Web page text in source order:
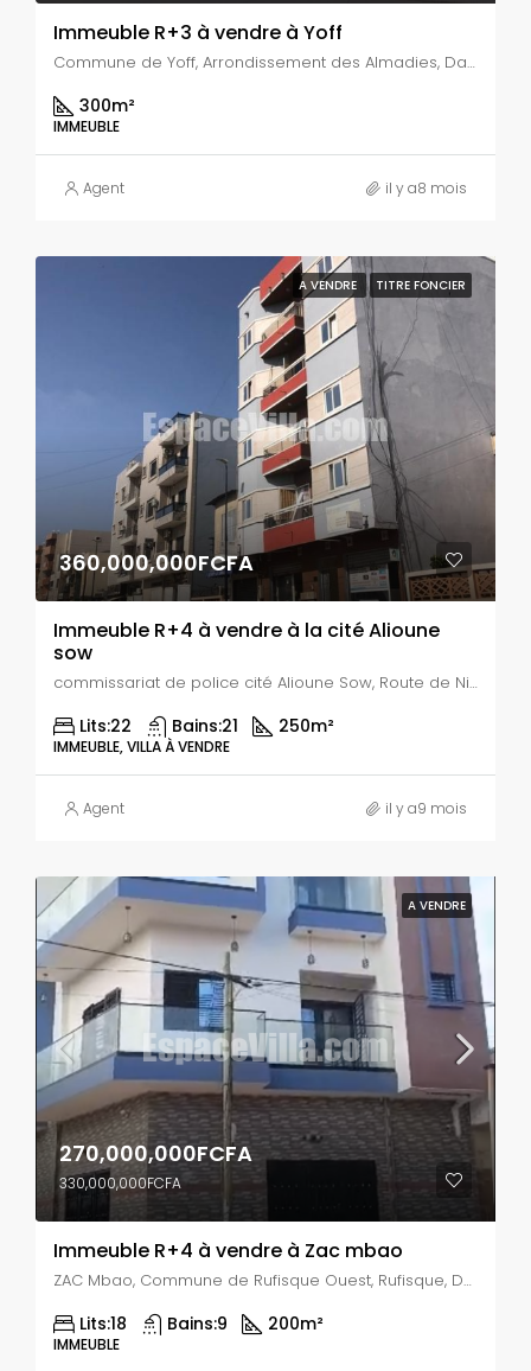
Immeuble R+3 à vendre à Yoff
Commune de Yoff, Arrondissement des Almadies, Dakar, Région de Dakar, Sénégal
300m²
IMMEUBLE
Agent il y a8 mois
A VENDRE TITRE FONCIER
360,000,000FCFA
Immeuble R+4 à vendre à la cité Alioune
sow
commissariat de police cité Alioune Sow, Route de Niayes, Golf Sud(Cité Aliou SOW), Cité du Golf, Commune du Golf Sud, Arrondissement de Sam Notaire, Département de Guédiawaye, Région de Dakar, 14000, Sénégal
Lits:22 Bains:21 250m²
IMMEUBLE, VILLA À VENDRE
Agent il y a9 mois
A VENDRE
270,000,000FCFA
330,000,000FCFA
Immeuble R+4 à vendre à Zac mbao
ZAC Mbao, Commune de Rufisque Ouest, Rufisque, Département de Rufisque, Région de Dakar, Sénégal
Lits:18 Bains:9 200m²
IMMEUBLE